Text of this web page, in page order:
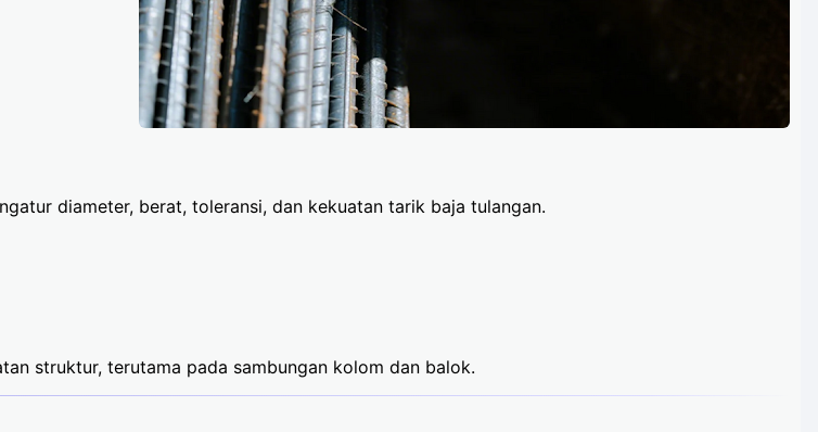
diameter, berat, toleransi, dan kekuatan tarik baja tulangan.
struktur, terutama pada sambungan kolom dan balok.